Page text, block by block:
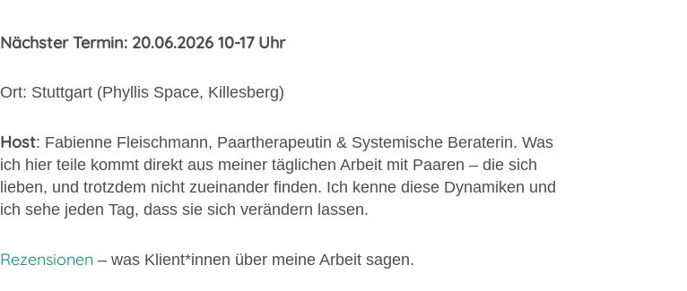
Nächster Termin: 20.06.2026 10-17 Uhr
Ort: Stuttgart (Phyllis Space, Killesberg)
Host: Fabienne Fleischmann, Paartherapeutin & Systemische Beraterin. Was
ich hier teile kommt direkt aus meiner täglichen Arbeit mit Paaren – die sich
lieben, und trotzdem nicht zueinander finden. Ich kenne diese Dynamiken und
ich sehe jeden Tag, dass sie sich verändern lassen.
Rezensionen – was Klient*innen über meine Arbeit sagen.